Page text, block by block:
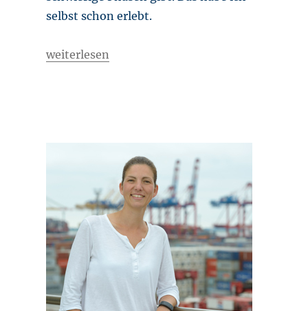
selbst schon erlebt.
„Organisationstalent“
weiterlesen